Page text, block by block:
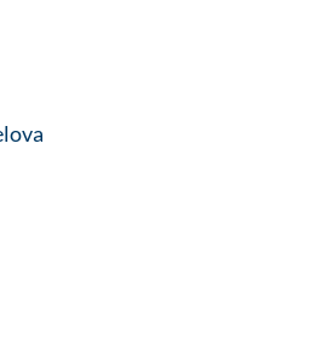
: Per E-Mail kontaktieren